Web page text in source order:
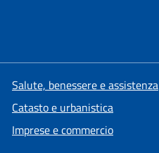
Salute, benessere e assistenza
Catasto e urbanistica
Imprese e commercio